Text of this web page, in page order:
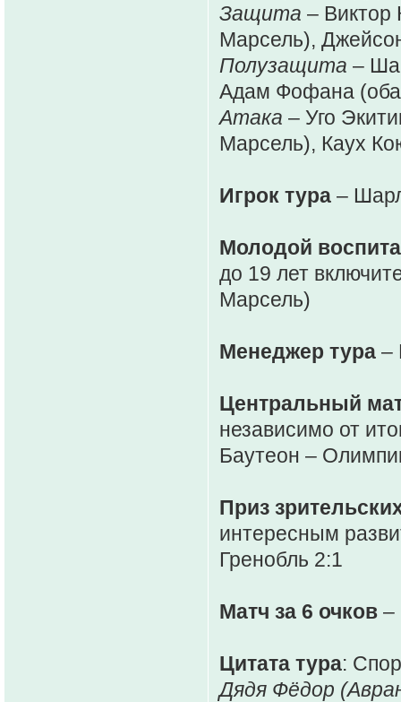
Защита –
Марсель),
Полузащита –
Адам Фофана
Атака – Уго
Марсель), Каух
Игрок тура –
Молодой
до 19 лет
Марсель)
Менеджер тура –
Центральный
независимо от
Баутеон –
Приз
интересным
Гренобль 2:1
Матч за 6 очков –
Цитата тура:
Дядя Фёдор